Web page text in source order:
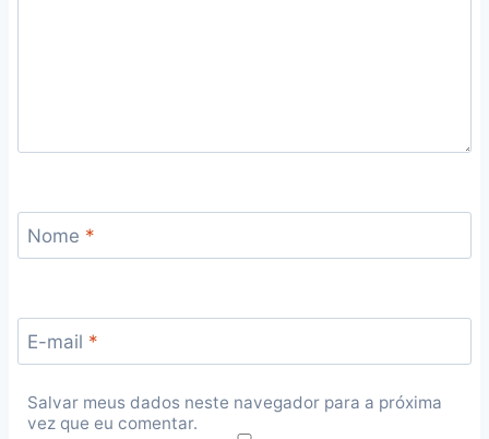
Nome *
E-mail *
Salvar meus dados neste navegador para a próxima
vez que eu comentar.